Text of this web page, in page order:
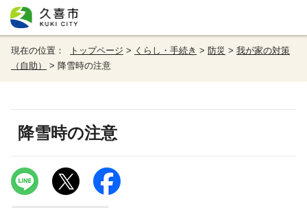
現在の位置： トップページ > くらし・手続き > 防災 > 我が家の対策
（自助）
> 降雪時の注意
降雪時の注意